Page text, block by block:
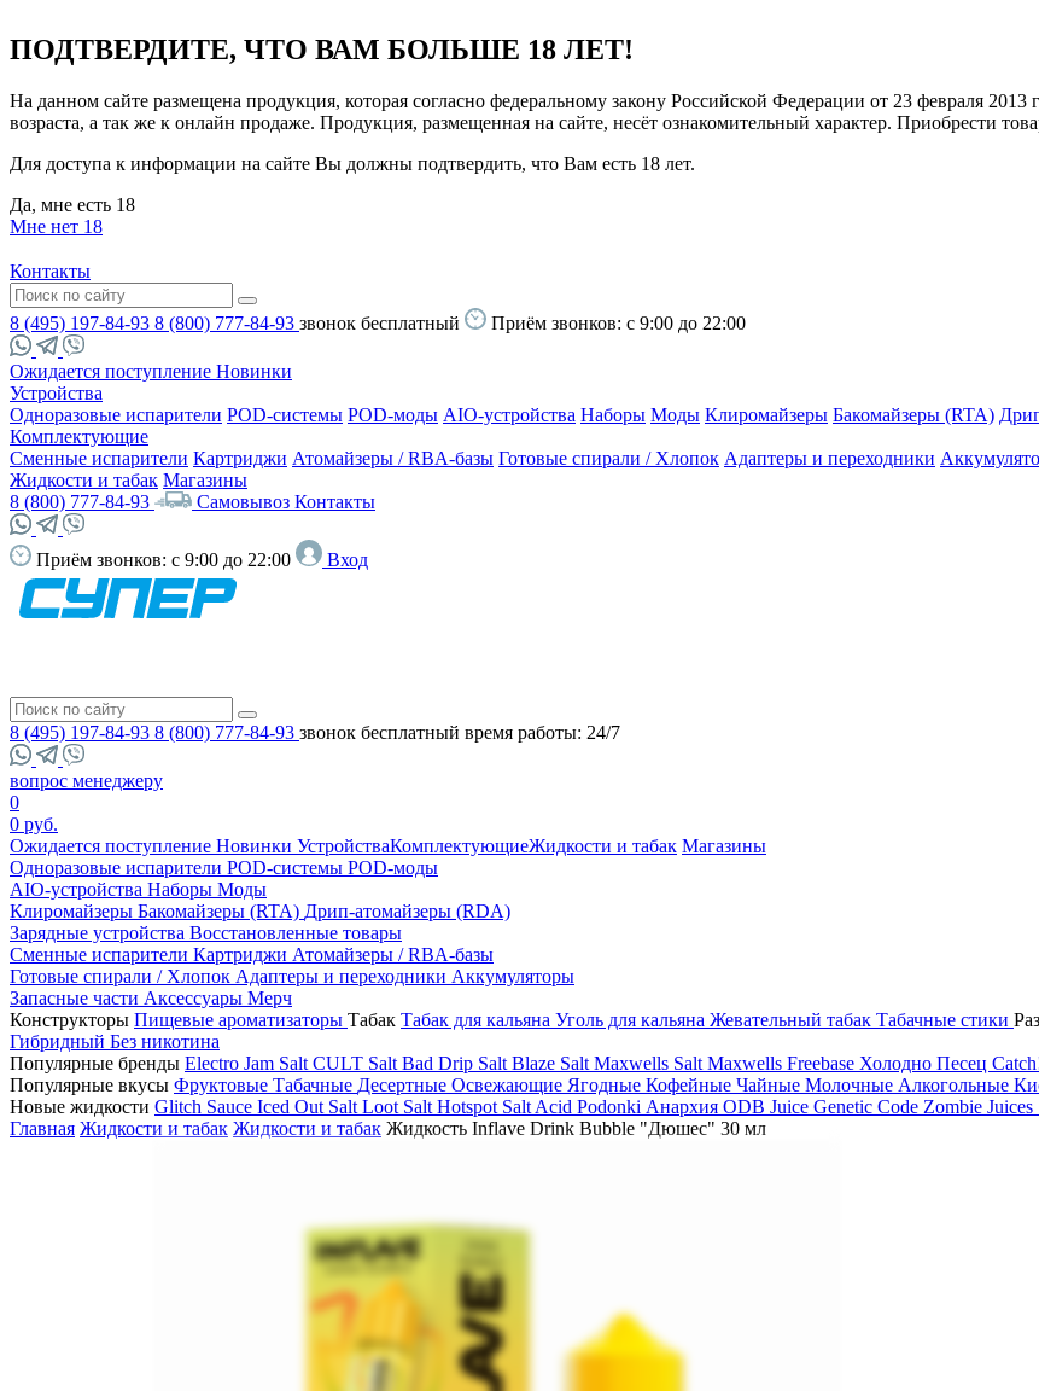
ПОДТВЕРДИТЕ, ЧТО ВАМ БОЛЬШЕ 18 ЛЕТ!
На данном сайте размещена продукция, которая согласно федеральному закону Российской Федерации от 23 февраля
возраста, а так же к онлайн продаже. Продукция, размещенная на сайте, несёт ознакомительный характер. Приобрести
Для доступа к информации на сайте Вы должны подтвердить, что Вам есть 18 лет.
Да, мне есть 18
Мне нет 18
Контакты
8 (495) 197-84-93 8 (800) 777-84-93 звонок бесплатный Приём звонков: с 9:00 до 22:00
Ожидается поступление Новинки
Устройства
Одноразовые испарители POD-системы POD-моды AIO-устройства Наборы Моды Клиромайзеры Бакомайзеры (RTA)
Комплектующие
Сменные испарители Картриджи Атомайзеры / RBA-базы Готовые спирали / Хлопок Адаптеры и переходники
Жидкости и табак Магазины
8 (800) 777-84-93
Самовывоз Контакты
Приём звонков: с 9:00 до 22:00 Вход
8 (495) 197-84-93 8 (800) 777-84-93 звонок бесплатный время работы: 24/7
вопрос менеджеру
0
0 руб.
Ожидается поступление Новинки УстройстваКомплектующиеЖидкости и табак Магазины
Одноразовые испарители POD-системы POD-моды
AIO-устройства Наборы Моды
Клиромайзеры Бакомайзеры (RTA) Дрип-атомайзеры (RDA)
Зарядные устройства Восстановленные товары
Сменные испарители Картриджи Атомайзеры / RBA-базы
Готовые спирали / Хлопок Адаптеры и переходники Аккумуляторы
Запасные части Аксессуары Мерч
Конструкторы Пищевые ароматизаторы Табак Табак для кальяна Уголь для кальяна Жевательный табак Табачные стики
Гибридный Без никотина
Популярные бренды Electro Jam Salt CULT Salt Bad Drip Salt Blaze Salt Maxwells Salt Maxwells Freebase Холодно Песец
Популярные вкусы Фруктовые Табачные Десертные Освежающие Ягодные Кофейные Чайные Молочные Алкогольные
Новые жидкости Glitch Sauce Iced Out Salt Loot Salt Hotspot Salt Acid Podonki Анархия ODB Juice Genetic Code Zombie Juices
Главная Жидкости и табак Жидкости и табак Жидкость Inflave Drink Bubble "Дюшес" 30 мл